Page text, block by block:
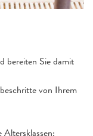
bereiten Sie damit
von Ihrem